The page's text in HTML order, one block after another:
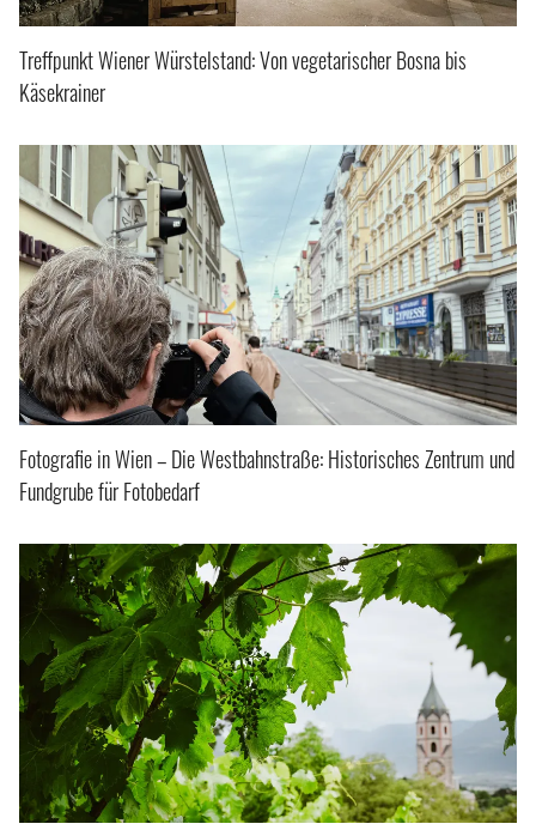
Treffpunkt Wiener Würstelstand: Von vegetarischer Bosna bis
Käsekrainer
Fotografie in Wien – Die Westbahnstraße: Historisches Zentrum und
Fundgrube für Fotobedarf